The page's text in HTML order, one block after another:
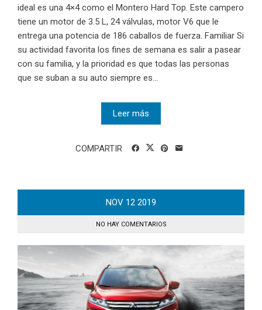
ideal es una 4×4 como el Montero Hard Top. Este campero
tiene un motor de 3.5 L, 24 válvulas, motor V6 que le
entrega una potencia de 186 caballos de fuerza. Familiar Si
su actividad favorita los fines de semana es salir a pasear
con su familia, y la prioridad es que todas las personas
que se suban a su auto siempre es...
Leer más
COMPARTIR
NOV 12 2019
NO HAY COMENTARIOS